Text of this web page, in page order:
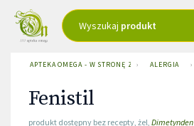
Wyszukaj produkt
APTEKA OMEGA - W STRONĘ ZDROWIA
› ALERGIA ›
Fenistil
produkt dostępny bez recepty, żel,